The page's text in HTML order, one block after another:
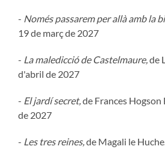
- Només passarem per allà amb la
19 de març de 2027
- La maledicció de Castelmaure,de
d'abril de 2027
- El jardí secret,de Frances
de 2027
- Les tres reines,de Magali le